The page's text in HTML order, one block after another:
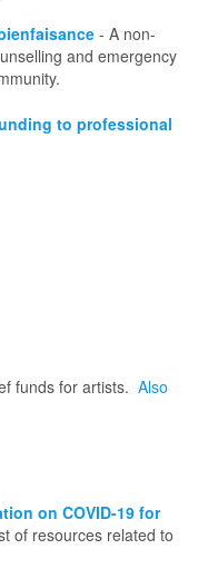
- A non-
and emergency
to professional
funds for artists. Also
on COVID-19 for
of resources related to